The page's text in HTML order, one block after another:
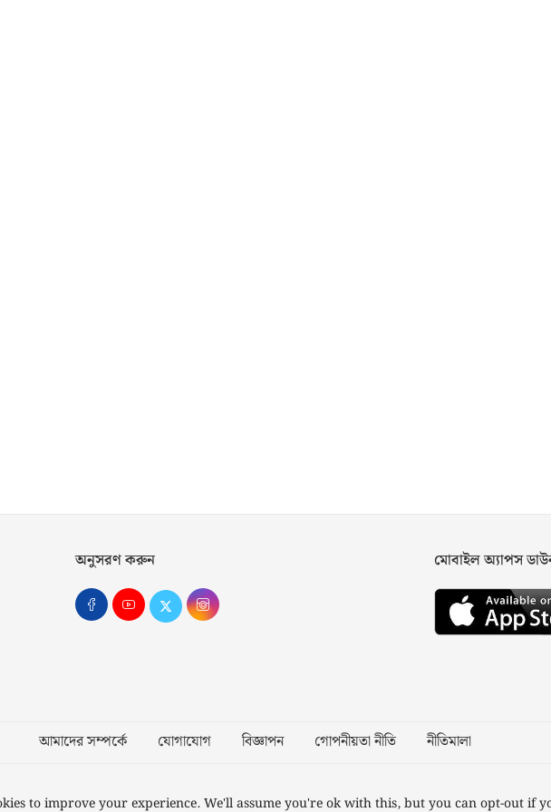
অনুসরণ করুন মোবাইল অ্যাপস
আমাদের সম্পর্কে যোগাযোগ বিজ্ঞাপন গোপনীয়তা নীতি নীতিমালা
Designed
to improve your experience. We'll assume you're ok with this, but you can opt-out if